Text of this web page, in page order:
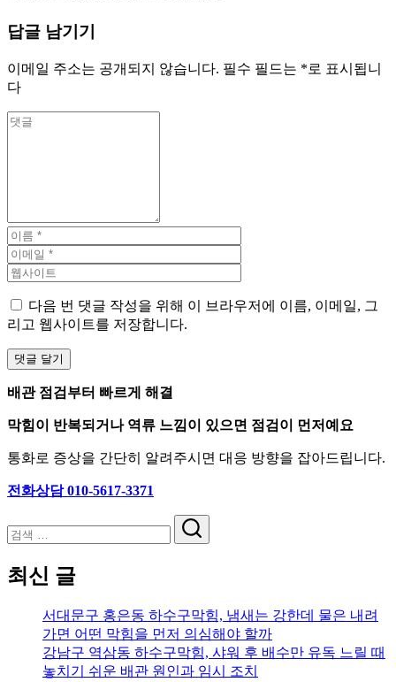
답글 남기기
이메일 주소는 공개되지 않습니다. 필수 필드는 *로 표시됩니
다
다음 번 댓글 작성을 위해 이 브라우저에 이름, 이메일, 그
리고 웹사이트를 저장합니다.
배관 점검부터 빠르게 해결
막힘이 반복되거나 역류 느낌이 있으면 점검이 먼저예요
통화로 증상을 간단히 알려주시면 대응 방향을 잡아드립니다.
전화상담 010-5617-3371
검
최신 글
서대문구 홍은동 하수구막힘, 냄새는 강한데 물은 내려
가면 어떤 막힘을 먼저 의심해야 할까
강남구 역삼동 하수구막힘, 샤워 후 배수만 유독 느릴 때
놓치기 쉬운 배관 원인과 임시 조치